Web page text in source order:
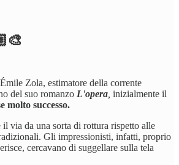
Zola, estimatore della corrente
del suo romanzo L'opera inizialmente il
molto successo.
il via da una sorta di rottura rispetto alle
Gli impressionisti, infatti, proprio
cercavano di suggellare sulla tela